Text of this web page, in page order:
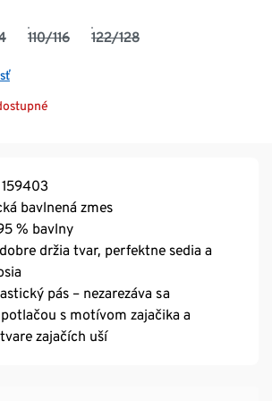
110/116 122/128
bavlnená zmes
% bavlny
držia tvar, perfektne sedia a
pás – nezarezáva sa
s motívom zajačika a
zajačích uší